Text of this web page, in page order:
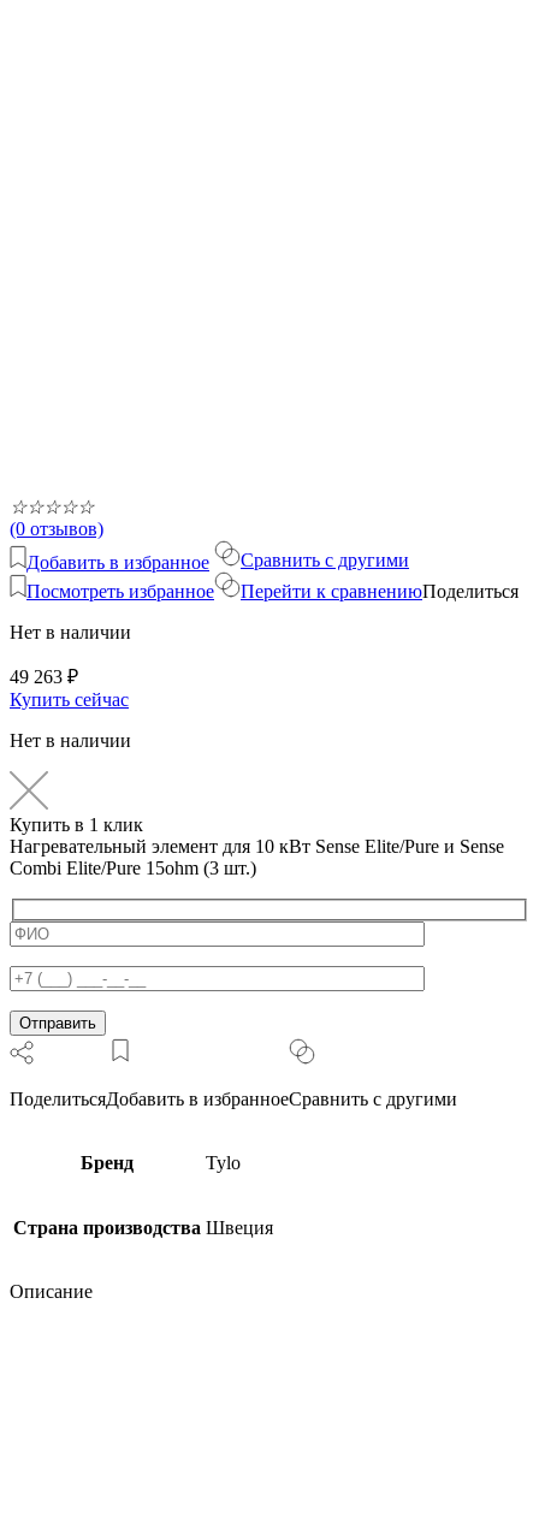
☆☆☆☆☆
(0 отзывов)
Добавить в избранное
Посмотреть избранное
Сравнить с другими
Перейти к сравнениюПоделиться
Нет в наличии
49 263 ₽
Купить сейчас
Нет в наличии
Купить в 1 клик
Нагревательный элемент для 10 кВт Sense Elite/Pure и Sense
Combi Elite/Pure 15ohm (3 шт.)
ПоделитьсяДобавить в избранноеСравнить с другими
Бренд Tylo
Страна производства Швеция
Описание